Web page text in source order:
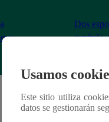
Dos
capítulo
Usamos
Este sitio utiliza
datos se gestionarán